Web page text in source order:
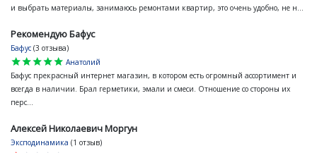
и выбрать материалы, занимаюсь ремонтами квартир, это очень удобно, не н...
Рекомендую Бафус
Бафус (3 отзыва)
star
star
star
star
star
Анатолий
Бафус прекрасный интернет магазин, в котором есть огромный ассортимент и
всегда в наличии. Брал герметики, эмали и смеси. Отношение со стороны их
перс...
Алексей Николаевич Моргун
Эксподинамика (1 отзыв)